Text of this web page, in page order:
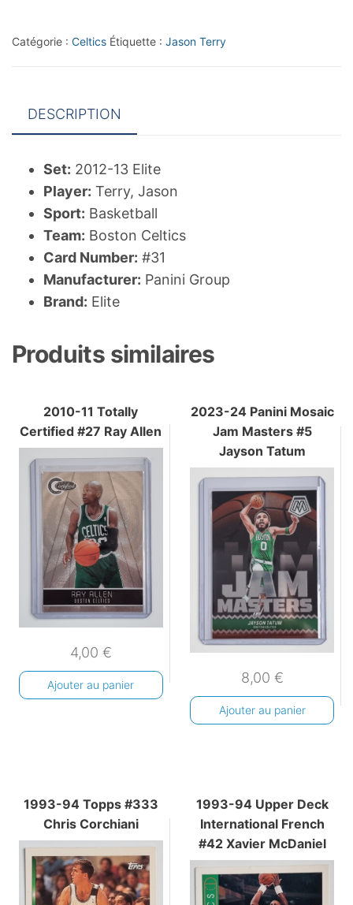
Catégorie : Celtics Étiquette : Jason Terry
DESCRIPTION
Set: 2012-13 Elite
Player: Terry, Jason
Sport: Basketball
Team: Boston Celtics
Card Number: #31
Manufacturer: Panini Group
Brand: Elite
Produits similaires
2010-11 Totally
Certified #27 Ray Allen
4,00 €
Ajouter au panier
2023-24 Panini Mosaic
Jam Masters #5
Jayson Tatum
8,00 €
Ajouter au panier
1993-94 Topps #333
Chris Corchiani
1993-94 Upper Deck
International French
#42 Xavier McDaniel